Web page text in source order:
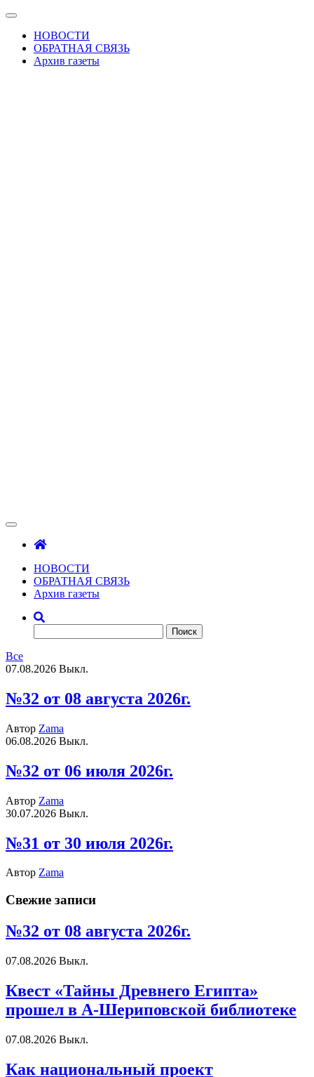
Skip
content
Показать/
Скрыть
навигацию
НОВОСТИ
ОБРАТНАЯ СВЯЗЬ
Архив газеты
Зама
НОВОСТИ
ОБРАТНАЯ СВЯЗЬ
Архив газеты
Все
07.08.2026 Выкл.
№32 от 08 августа 2026г.
Автор Zama
06.08.2026 Выкл.
№32 от 06 июля 2026г.
Автор Zama
30.07.2026 Выкл.
№31 от 30 июля 2026г.
Автор Zama
Свежие записи
№32 от 08 августа 2026г.
07.08.2026 Выкл.
Квест «Тайны Древнего Египта»
прошел в А-Шериповской библиотеке
07.08.2026 Выкл.
Как национальный проект